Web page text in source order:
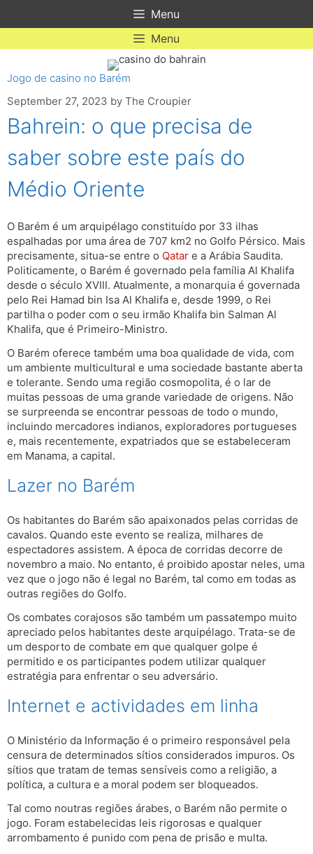
Menu
Menu
Jogo de casino no Barém
September 27, 2023 by The Croupier
Bahrein: o que precisa de
saber sobre este país do
Médio Oriente
O Barém é um arquipélago constituído por 33 ilhas
espalhadas por uma área de 707 km2 no Golfo Pérsico. Mais
precisamente, situa-se entre o Qatar e a Arábia Saudita.
Politicamente, o Barém é governado pela família Al Khalifa
desde o século XVIII. Atualmente, a monarquia é governada
pelo Rei Hamad bin Isa Al Khalifa e, desde 1999, o Rei
partilha o poder com o seu irmão Khalifa bin Salman Al
Khalifa, que é Primeiro-Ministro.
O Barém oferece também uma boa qualidade de vida, com
um ambiente multicultural e uma sociedade bastante aberta
e tolerante. Sendo uma região cosmopolita, é o lar de
muitas pessoas de uma grande variedade de origens. Não
se surpreenda se encontrar pessoas de todo o mundo,
incluindo mercadores indianos, exploradores portugueses
e, mais recentemente, expatriados que se estabeleceram
em Manama, a capital.
Lazer no Barém
Os habitantes do Barém são apaixonados pelas corridas de
cavalos. Quando este evento se realiza, milhares de
espectadores assistem. A época de corridas decorre de
novembro a maio. No entanto, é proibido apostar neles, uma
vez que o jogo não é legal no Barém, tal como em todas as
outras regiões do Golfo.
Os combates corajosos são também um passatempo muito
apreciado pelos habitantes deste arquipélago. Trata-se de
um desporto de combate em que qualquer golpe é
permitido e os participantes podem utilizar qualquer
estratégia para enfrentar o seu adversário.
Internet e actividades em linha
O Ministério da Informação é o primeiro responsável pela
censura de determinados sítios considerados impuros. Os
sítios que tratam de temas sensíveis como a religião, a
política, a cultura e a moral podem ser bloqueados.
Tal como noutras regiões árabes, o Barém não permite o
jogo. Foram estabelecidas leis rigorosas e qualquer
arrombamento é punido com pena de prisão e multa.